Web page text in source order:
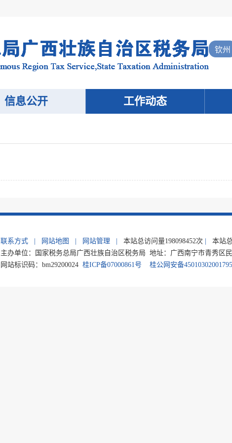
钦州
信息公开 工作动态
联系方式 网站地图 网站管理 本站总访问量198098452次 本站
主办单位：国家税务总局广西壮族自治区税务局 地址：广西南宁市青秀区
网站标识码：bm29200024 桂ICP备07000861号 桂公网安备